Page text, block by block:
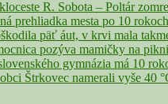
R. Sobota – Poltár
prehliadka mesta po 10
päť áut, v krvi mala
pozýva mamičky na
gymnázia má 10
Štrkovec namerali vyše 40